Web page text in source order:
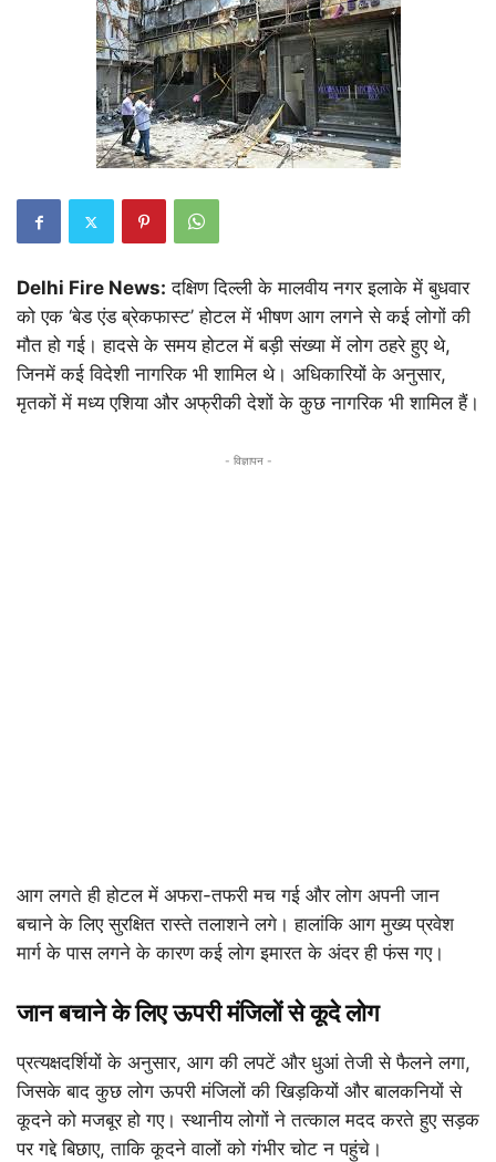
Delhi Fire News: दक्षिण दिल्ली के मालवीय नगर इलाके में बुधवार
को एक ‘बेड एंड ब्रेकफास्ट’ होटल में भीषण आग लगने से कई लोगों की
मौत हो गई। हादसे के समय होटल में बड़ी संख्या में लोग ठहरे हुए थे,
जिनमें कई विदेशी नागरिक भी शामिल थे। अधिकारियों के अनुसार,
मृतकों में मध्य एशिया और अफ्रीकी देशों के कुछ नागरिक भी शामिल हैं।
- विज्ञापन -
आग लगते ही होटल में अफरा-तफरी मच गई और लोग अपनी जान
बचाने के लिए सुरक्षित रास्ते तलाशने लगे। हालांकि आग मुख्य प्रवेश
मार्ग के पास लगने के कारण कई लोग इमारत के अंदर ही फंस गए।
जान बचाने के लिए ऊपरी मंजिलों से कूदे लोग
प्रत्यक्षदर्शियों के अनुसार, आग की लपटें और धुआं तेजी से फैलने लगा,
जिसके बाद कुछ लोग ऊपरी मंजिलों की खिड़कियों और बालकनियों से
कूदने को मजबूर हो गए। स्थानीय लोगों ने तत्काल मदद करते हुए सड़क
पर गद्दे बिछाए, ताकि कूदने वालों को गंभीर चोट न पहुंचे।